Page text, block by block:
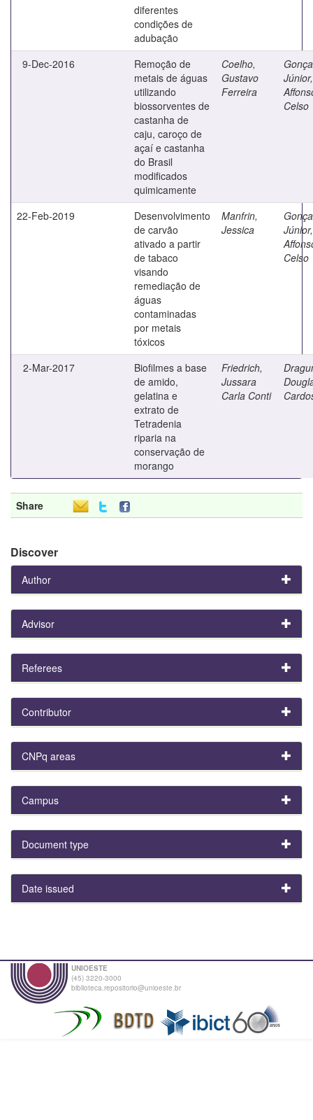
diferentes
condições de
adubação
9-Dec-2016
Remoção de
metais de águas
utilizando
biossorventes de
castanha de
caju, caroço de
açaí e castanha
do Brasil
modificados
quimicamente
Coelho,
Gustavo
Ferreira
Júnior,
Celso
22-Feb-2019
Desenvolvimento
de carvão
ativado a partir
de tabaco
visando
remediação de
águas
contaminadas
por metais
tóxicos
Manfrin,
Jessica
Júnior,
Celso
2-Mar-2017
Biofilmes a base
de amido,
gelatina e
extrato de
Tetradenia
riparia na
conservação de
morango
Friedrich,
Jussara
Carla Conti
Share
Discover
Author
Advisor
Referees
Contributor
CNPq areas
Campus
Document type
Date issued
UNIOESTE
(45) 3220-3000
biblioteca.repositorio@unioeste.br